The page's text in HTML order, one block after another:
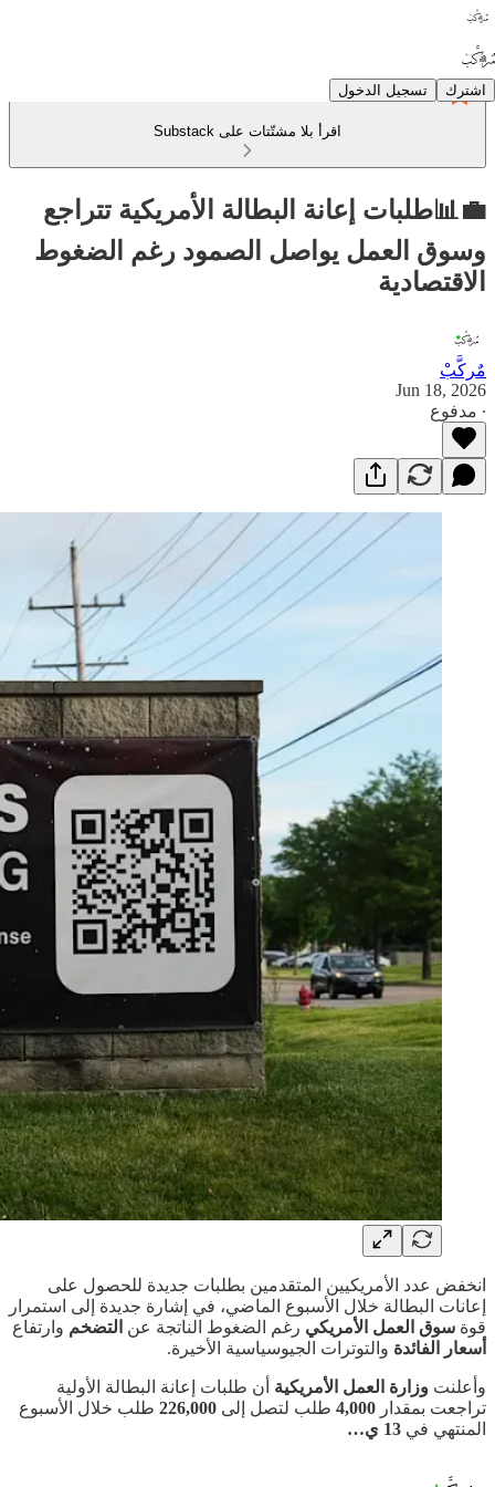
اشترك تسجيل الدخول
اقرأ بلا مشتّتات على Substack
💼📊طلبات إعانة البطالة الأمريكية تتراجع
وسوق العمل يواصل الصمود رغم الضغوط
الاقتصادية
مٌركَّبْ
Jun 18, 2026
∙ مدفوع
انخفض عدد الأمريكيين المتقدمين بطلبات جديدة للحصول على
إعانات البطالة خلال الأسبوع الماضي، في إشارة جديدة إلى استمرار
قوة سوق العمل الأمريكي رغم الضغوط الناتجة عن التضخم وارتفاع
أسعار الفائدة والتوترات الجيوسياسية الأخيرة.
وأعلنت وزارة العمل الأمريكية أن طلبات إعانة البطالة الأولية
تراجعت بمقدار 4,000 طلب لتصل إلى 226,000 طلب خلال الأسبوع
المنتهي في 13 ي…